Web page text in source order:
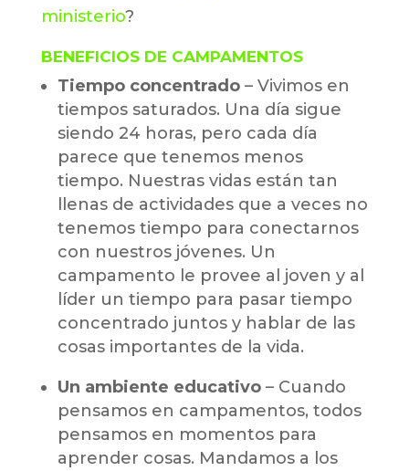
ministerio?
BENEFICIOS DE CAMPAMENTOS
Tiempo concentrado– Vivimos en
tiempos saturados. Una día sigue
siendo 24 horas, pero cada día
parece que tenemos menos
tiempo. Nuestras vidas están tan
llenas de actividades que a veces no
tenemos tiempo para conectarnos
con nuestros jóvenes. Un
campamento le provee al joven y al
líder un tiempo para pasar tiempo
concentrado juntos y hablar de las
cosas importantes de la vida.
Un ambiente educativo– Cuando
pensamos en campamentos, todos
pensamos en momentos para
aprender cosas. Mandamos a los